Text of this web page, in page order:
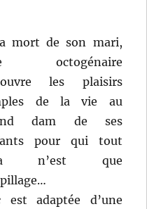
mort de son mari,
octogénaire
les plaisirs
de la vie au
dam de ses
pour qui tout
n’est que
est adaptée d’une